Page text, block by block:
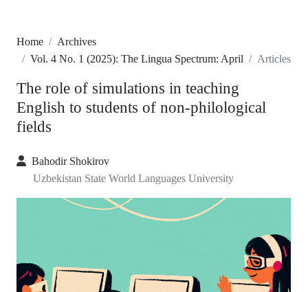
Home
Archives
Vol. 4 No. 1 (2025): The Lingua Spectrum: April
Articles
The role of simulations in teaching
English to students of non-philological
fields
Bahodir Shokirov
Uzbekistan State World Languages University